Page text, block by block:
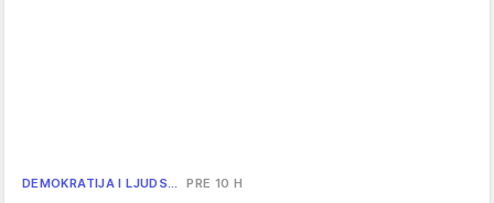
DEMOKRATIJA I LJUDS… PRE 10 H